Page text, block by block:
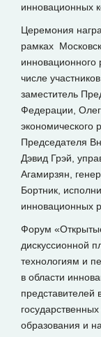
инновационных
Церемония
рамках
числе
заместитель
Федерации,
экономического
Председателя
Дэвид Грэй,
Агамирзян,
Бортник,
инновационных
Форум
дискуссионной
технологиям и
в области
представителей
образования и